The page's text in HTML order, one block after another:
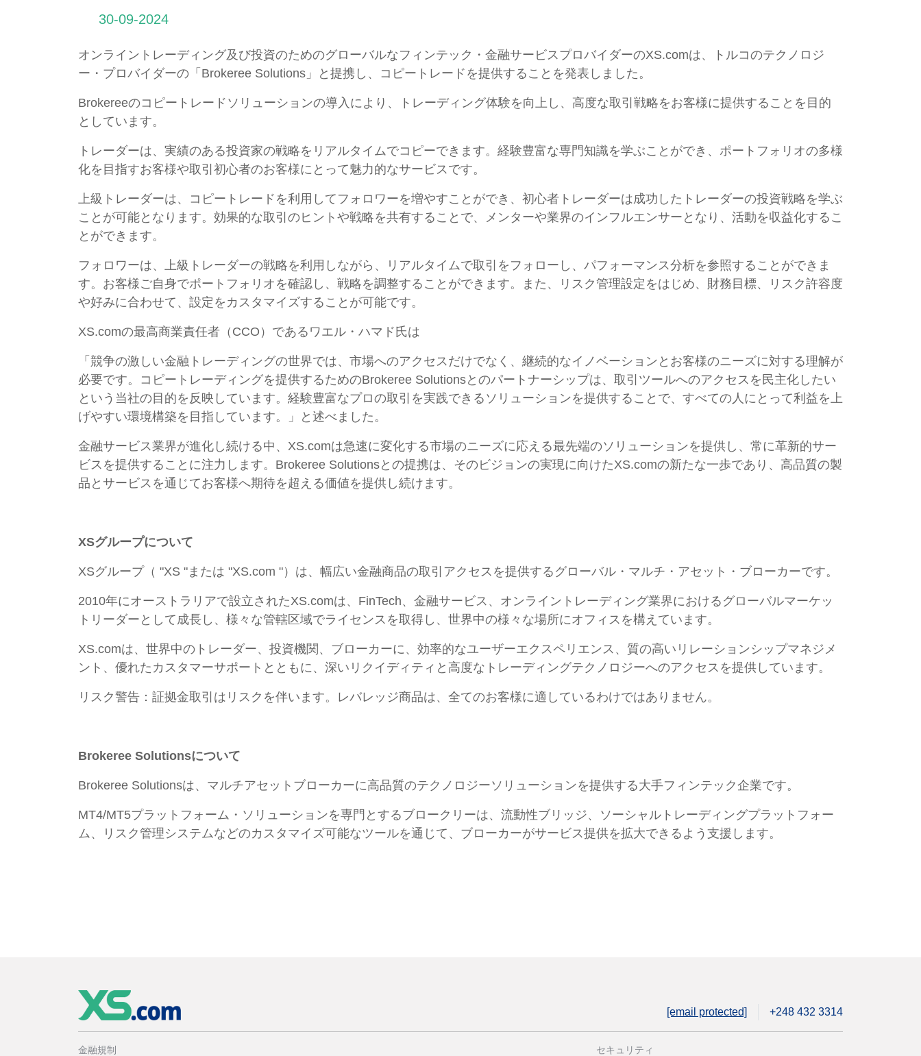
30-09-2024
オンライントレーディング及び投資のためのグローバルなフィンテック・金融サービスプロバイダーのXS.comは、トルコのテクノロジ
ー・プロバイダーの「Brokeree Solutions」と提携し、コピートレードを提供することを発表しました。
Brokereeのコピートレードソリューションの導入により、トレーディング体験を向上し、高度な取引戦略をお客様に提供することを目的
としています。
トレーダーは、実績のある投資家の戦略をリアルタイムでコピーできます。経験豊富な専門知識を学ぶことができ、ポートフォリオの多様
化を目指すお客様や取引初心者のお客様にとって魅力的なサービスです。
上級トレーダーは、コピートレードを利用してフォロワーを増やすことができ、初心者トレーダーは成功したトレーダーの投資戦略を学ぶ
ことが可能となります。効果的な取引のヒントや戦略を共有することで、メンターや業界のインフルエンサーとなり、活動を収益化するこ
とができます。
フォロワーは、上級トレーダーの戦略を利用しながら、リアルタイムで取引をフォローし、パフォーマンス分析を参照することができま
す。お客様ご自身でポートフォリオを確認し、戦略を調整することができます。また、リスク管理設定をはじめ、財務目標、リスク許容度
や好みに合わせて、設定をカスタマイズすることが可能です。
XS.comの最高商業責任者（CCO）であるワエル・ハマド氏は
「競争の激しい金融トレーディングの世界では、市場へのアクセスだけでなく、継続的なイノベーションとお客様のニーズに対する理解が
必要です。コピートレーディングを提供するためのBrokeree Solutionsとのパートナーシップは、取引ツールへのアクセスを民主化したい
という当社の目的を反映しています。経験豊富なプロの取引を実践できるソリューションを提供することで、すべての人にとって利益を上
げやすい環境構築を目指しています。」と述べました。
金融サービス業界が進化し続ける中、XS.comは急速に変化する市場のニーズに応える最先端のソリューションを提供し、常に革新的サー
ビスを提供することに注力します。Brokeree Solutionsとの提携は、そのビジョンの実現に向けたXS.comの新たな一歩であり、高品質の製
品とサービスを通じてお客様へ期待を超える価値を提供し続けます。
XSグループについて
XSグループ（ "XS "または "XS.com "）は、幅広い金融商品の取引アクセスを提供するグローバル・マルチ・アセット・ブローカーです。
2010年にオーストラリアで設立されたXS.comは、FinTech、金融サービス、オンライントレーディング業界におけるグローバルマーケッ
トリーダーとして成長し、様々な管轄区域でライセンスを取得し、世界中の様々な場所にオフィスを構えています。
XS.comは、世界中のトレーダー、投資機関、ブローカーに、効率的なユーザーエクスペリエンス、質の高いリレーションシップマネジメ
ント、優れたカスタマーサポートとともに、深いリクイディティと高度なトレーディングテクノロジーへのアクセスを提供しています。
リスク警告：証拠金取引はリスクを伴います。レバレッジ商品は、全てのお客様に適しているわけではありません。
Brokeree Solutionsについて
Brokeree Solutionsは、マルチアセットブローカーに高品質のテクノロジーソリューションを提供する大手フィンテック企業です。
MT4/MT5プラットフォーム・ソリューションを専門とするブロークリーは、流動性ブリッジ、ソーシャルトレーディングプラットフォー
ム、リスク管理システムなどのカスタマイズ可能なツールを通じて、ブローカーがサービス提供を拡大できるよう支援します。
[email protected] +248 432 3314
金融規制 セキュリティ